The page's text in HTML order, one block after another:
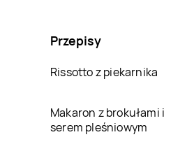
Przepisy
Rissotto z piekarnika
Makaron z brokułami i
serem pleśniowym